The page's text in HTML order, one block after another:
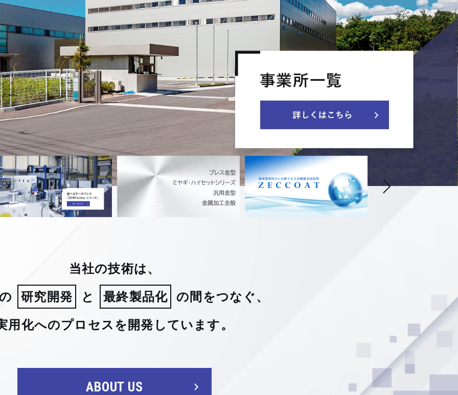
当社の技術は、
研究開発 と 最終製品化
の間をつなぐ、
用化へのプロセスを開発しています。
ABOUT US